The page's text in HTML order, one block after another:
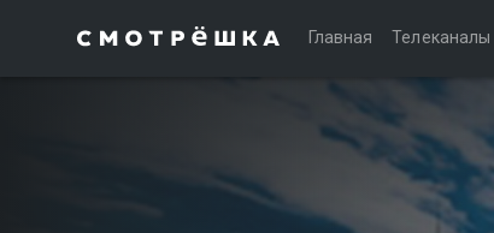
Главная Телеканалы